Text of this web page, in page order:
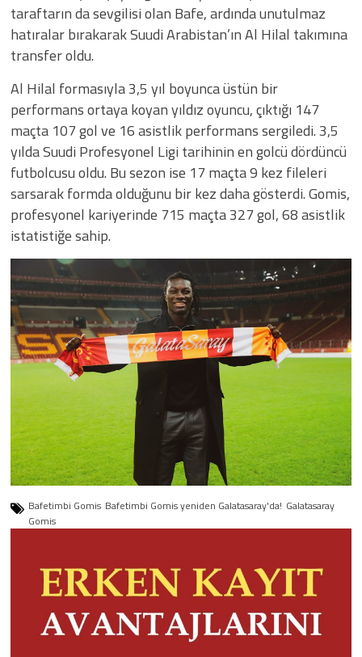
taraftarın da sevgilisi olan Bafe, ardında unutulmaz
hatıralar bırakarak Suudi Arabistan’ın Al Hilal takımına
transfer oldu.
Al Hilal formasıyla 3,5 yıl boyunca üstün bir
performans ortaya koyan yıldız oyuncu, çıktığı 147
maçta 107 gol ve 16 asistlik performans sergiledi. 3,5
yılda Suudi Profesyonel Ligi tarihinin en golcü dördüncü
futbolcusu oldu. Bu sezon ise 17 maçta 9 kez fileleri
sarsarak formda olduğunu bir kez daha gösterdi. Gomis,
profesyonel kariyerinde 715 maçta 327 gol, 68 asistlik
istatistiğe sahip.
Bafetimbi Gomis Bafetimbi Gomis yeniden Galatasaray'da! Galatasaray
Gomis